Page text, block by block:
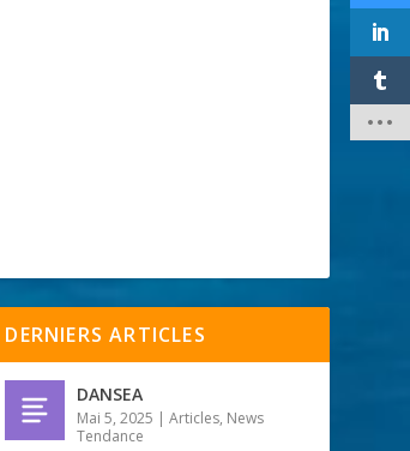
DERNIERS ARTICLES
DANSEA
Mai 5, 2025 |Articles, News
Tendance